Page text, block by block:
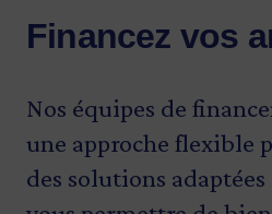
Financez vos
Nos équipes de
une approche flexible
des solutions